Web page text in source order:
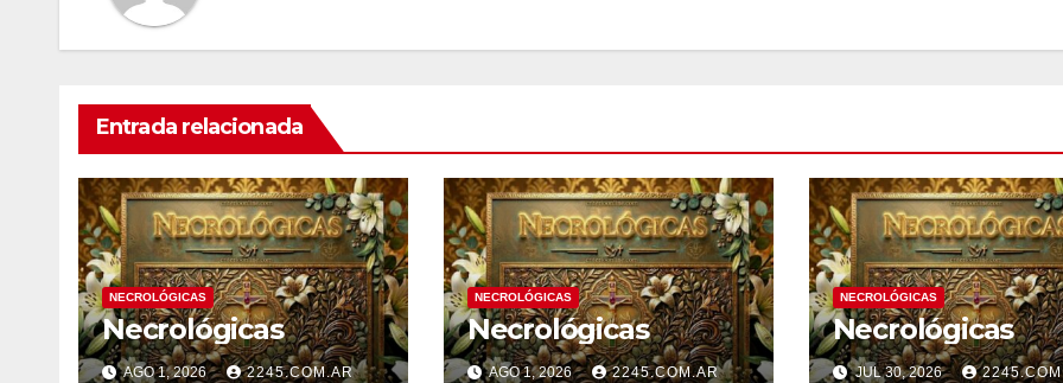
Entrada relacionada
NECROLÓGICAS
Necrológicas
AGO 1, 2026 2245.COM.AR
NECROLÓGICAS
Necrológicas
AGO 1, 2026 2245.COM.AR
NECROLÓGICAS
Necrológicas
JUL 30, 2026